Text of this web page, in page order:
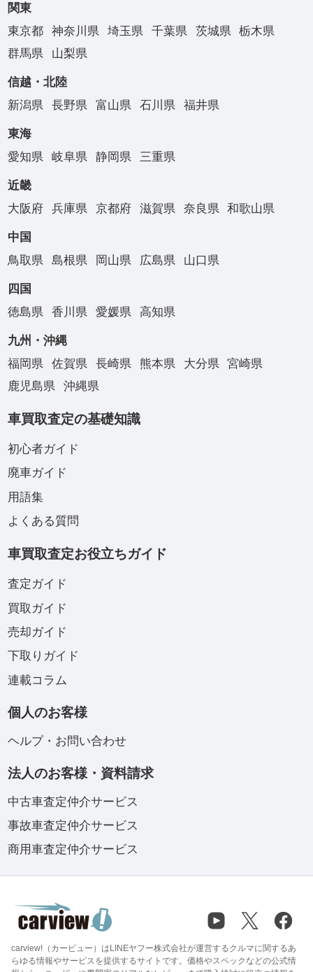
関東
東京都
神奈川県 埼玉県 千葉県 茨城県
栃木県
群馬県
山梨県
信越・北陸
新潟県
長野県 富山県 石川県 福井県
東海
愛知県
岐阜県 静岡県 三重県
近畿
大阪府
兵庫県 京都府 滋賀県 奈良県 和歌山県
中国
鳥取県
島根県 岡山県 広島県 山口県
四国
徳島県
香川県 愛媛県 高知県
九州・沖縄
福岡県
佐賀県 長崎県 熊本県 大分県
宮崎県
鹿児島県
沖縄県
車買取査定の基礎知識
初心者ガイド
廃車ガイド
用語集
よくある質問
車買取査定お役立ちガイド
査定ガイド
買取ガイド
売却ガイド
下取りガイド
連載コラム
個人のお客様
ヘルプ・お問い合わせ
法人のお客様・資料請求
中古車査定仲介サービス
事故車査定仲介サービス
商用車査定仲介サービス
carview!（カービュー）はLINEヤフー株式会社が運営するクルマに関するあ
らゆる情報やサービスを提供するサイトです。価格やスペックなどの公式情